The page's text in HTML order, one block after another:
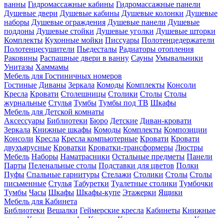
ванны Гидромассажные кабины Гидромассажные панели
Душевые двери Душевые кабины Душевые колонки Душевые
наборы Душевые ограждения Душевые панели Душевые
поддоны Душевые стойки Душевые уголки Душевые шторки
Комплекты Кухонные мойки Писсуары Полотенцедержатели
Полотенцесушители Пьедесталы Радиаторы отопления
Раковины Распашные двери в ванну Сауны Умывальники
Унитазы Хаммамы
Мебель для Гостиничных номеров
Гостиные Диваны Зеркала Комоды Комплекты Консоли
Кресла Кровати Столешницы Столики Столы Столы
журнальные Стулья Тумбы Тумбы под ТВ Шкафы
Мебель для Детской комнаты
Аксессуары Библиотеки Бюро Детские Диван-кровати
Зеркала Книжные шкафы Комоды Комплекты Композиции
Консоли Кресла Кресла компьютерные Кровати Кровати
двухъярусные Кроватки Кроватки-трансформеры Люстры
Мебель Наборы Наматрасники Остальные предметы Панели
Парты Пеленальные столы Подставки для цветов Полки
Пуфы Спальные гарнитуры Стелажи Столики Столы Столы
письменные Стулья Табуретки Туалетные столики Тумбочки
Тумбы Часы Шкафы Шкафы-купе Этажерки Ящики
Мебель для Кабинета
Библиотеки Вешалки Геймерские кресла Кабинеты Книжные